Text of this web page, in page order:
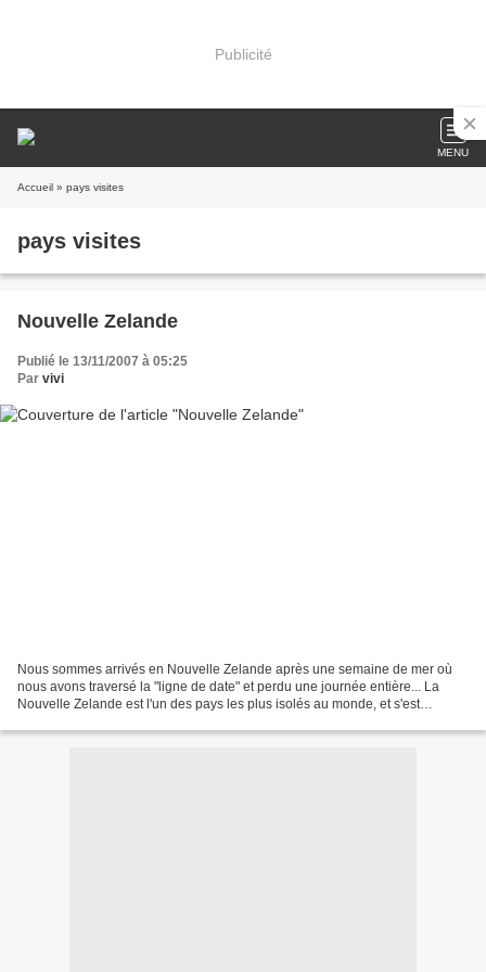
Publicité
MENU
Accueil » pays visites
pays visites
Nouvelle Zelande
Publié le 13/11/2007 à 05:25
Par vivi
Nous sommes arrivés en Nouvelle Zelande après une semaine de mer où
nous avons traversé la "ligne de date" et perdu une journée entière... La
Nouvelle Zelande est l'un des pays les plus isolés au monde, et s'est